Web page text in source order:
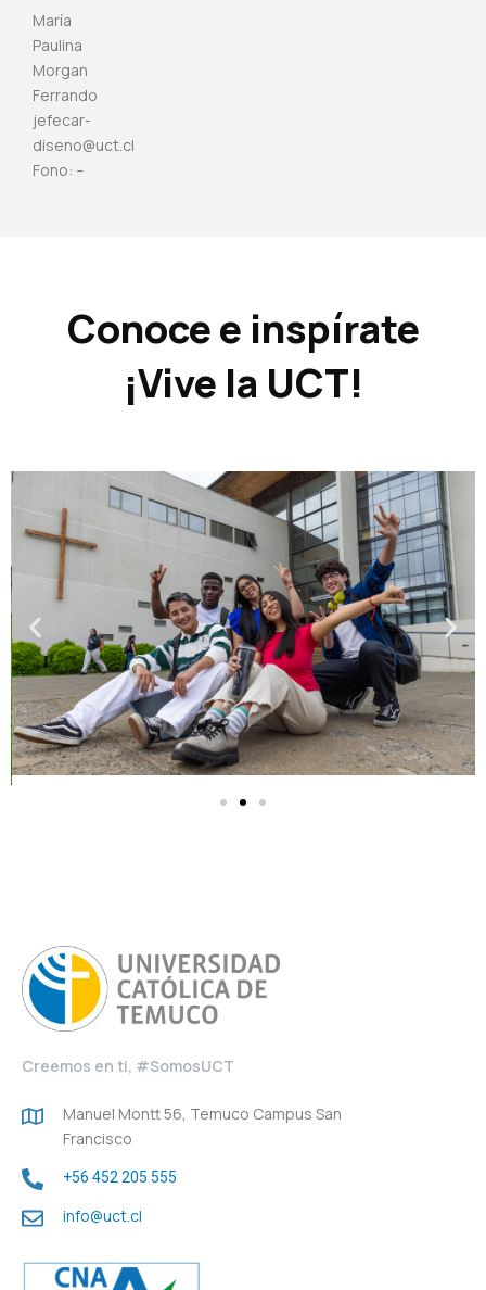
María
Paulina
Morgan
Ferrando
jefecar-
diseno@uct.cl
Fono: –
Conoce e inspírate
¡Vive la UCT!
Creemos en ti, #SomosUCT
Manuel Montt 56, Temuco Campus San
Francisco
+56 452 205 555
info@uct.cl